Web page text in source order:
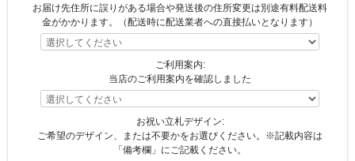
お届け先住所に誤りがある場合や発送後の住所変更は別途有料配送料
金がかかります。（配送時に配送業者への直接払いとなります）
ご利用案内:
当店のご利用案内を確認しました
お祝い立札デザイン:
ご希望のデザイン、または不要かをお選びください。※記載内容は
「備考欄」にご記載ください。